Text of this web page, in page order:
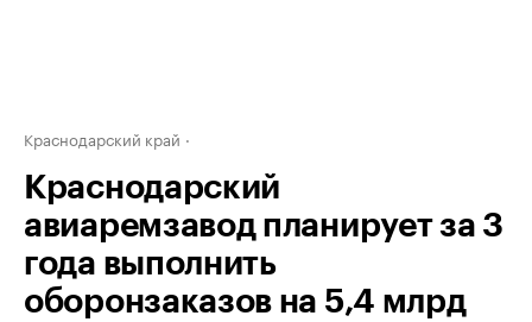
Краснодарский край
Краснодарский
авиаремзавод планирует за 3
года выполнить
оборонзаказов на 5,4 млрд